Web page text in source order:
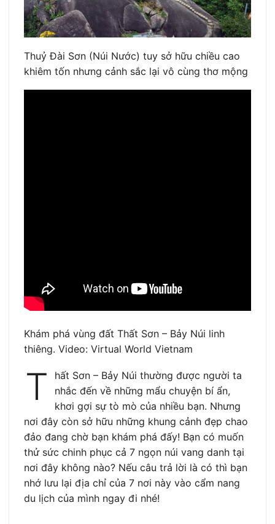
Thuỷ Đài Sơn (Núi Nước) tuy sở hữu chiều cao
khiêm tốn nhưng cảnh sắc lại vô cùng thơ mộng
Khám phá vùng đất Thất Sơn – Bảy Núi linh
thiêng. Video: Virtual World Vietnam
T
hất Sơn – Bảy Núi thường được người ta
nhắc đến về những mẩu chuyện bí ẩn,
khơi gợi sự tò mò của nhiều bạn. Nhưng
nơi đây còn sở hữu những khung cảnh đẹp chao
đảo đang chờ bạn khám phá đấy! Bạn có muốn
thử sức chinh phục cả 7 ngọn núi vang danh tại
nơi đây không nào? Nếu câu trả lời là có thì bạn
nhớ lưu lại địa chỉ của 7 nơi này vào cẩm nang
du lịch của mình ngay đi nhé!